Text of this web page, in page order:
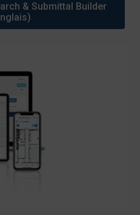
& Submittal Builder